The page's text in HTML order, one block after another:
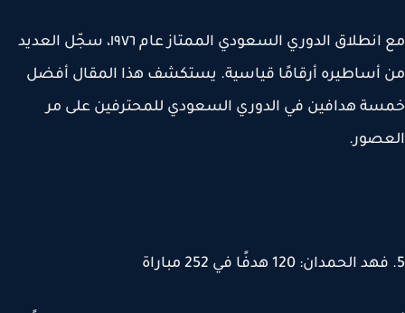
مع انطلاق الدوري السعودي الممتاز عام ١٩٧٦، سجّل العديد
أساطيره أرقامًا قياسية. يستكشف هذا المقال أفضل
هدافين في الدوري السعودي للمحترفين على مر